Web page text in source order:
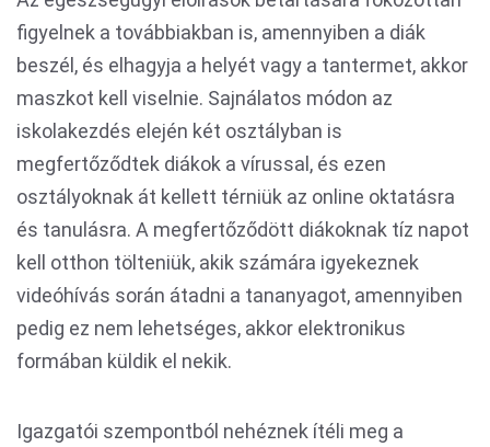
figyelnek a továbbiakban is, amennyiben a diák
beszél, és elhagyja a helyét vagy a tantermet, akkor
maszkot kell viselnie. Sajnálatos módon az
iskolakezdés elején két osztályban is
megfertőződtek diákok a vírussal, és ezen
osztályoknak át kellett térniük az online oktatásra
és tanulásra. A megfertőződött diákoknak tíz napot
kell otthon tölteniük, akik számára igyekeznek
videóhívás során átadni a tananyagot, amennyiben
pedig ez nem lehetséges, akkor elektronikus
formában küldik el nekik.
Igazgatói szempontból nehéznek ítéli meg a